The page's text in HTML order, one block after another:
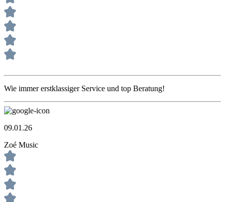
Wie immer erstklassiger Service und top Beratung!
09.01.26
Zoé Music